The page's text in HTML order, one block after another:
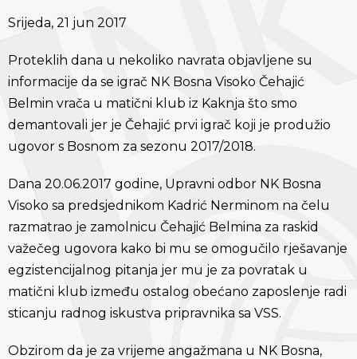
Srijeda, 21 jun 2017
Proteklih dana u nekoliko navrata objavljene su
informacije da se igrač NK Bosna Visoko Čehajić
Belmin vrača u matični klub iz Kaknja što smo
demantovali jer je Čehajić prvi igrač koji je produžio
ugovor s Bosnom za sezonu 2017/2018.
Dana 20.06.2017 godine, Upravni odbor NK Bosna
Visoko sa predsjednikom Kadrić Nerminom na čelu
razmatrao je zamolnicu Čehajić Belmina za raskid
važečeg ugovora kako bi mu se omogučilo rješavanje
egzistencijalnog pitanja jer mu je za povratak u
matični klub između ostalog obećano zaposlenje radi
sticanju radnog iskustva pripravnika sa VSS.
Obzirom da je za vrijeme angažmana u NK Bosna,